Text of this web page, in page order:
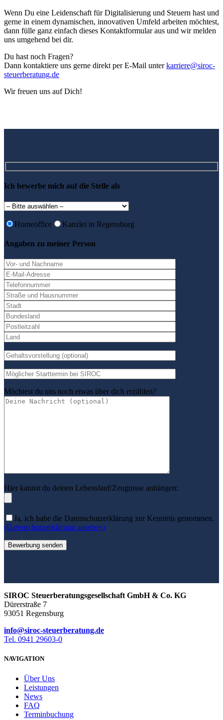
Wenn Du eine Leidenschaft für Digitalisierung und Steuern hast und
gerne in einem dynamischen, innovativen Umfeld arbeiten möchtest,
dann fülle ganz einfach dieses Kontaktformular aus und wir melden
uns umgehend bei dir.
Du hast noch Fragen?
Dann kontaktiere uns gerne direkt per E-Mail unterkarriere@siroc-
steuerberatung.de
Wir freuen uns auf Dich!
Ich bewerbe mich auf die Stelle als
Homeoffice Kanzlei in Regensburg
Angaben zu meiner Person
Möchtest du uns noch etwas über dich erzählen?
Hier kannst du deinen Lebenslauf/Zeugnisse anhängen:
Ja, ich habe die Datenschutzerklärung zur Kenntnis genommen.
(Datenschutzerklärung ansehen)
SIROC Steuerberatungsgesellschaft GmbH & Co. KG
Dürerstraße 7
93051 Regensburg
info@siroc-steuerberatung.de
Tel. 0941 29603-0
NAVIGATION
Über Uns
Leistungen
News
FAQ
Terminbuchung